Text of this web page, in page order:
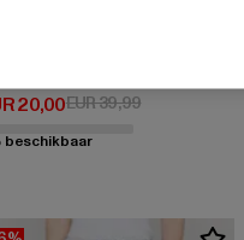
20,00prijs: EUR 20,00
EUR 39,99Actieprijs:
beschikbaar